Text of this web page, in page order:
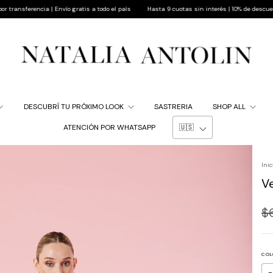
| Envío gratis a todo el país Hasta 9 cuotas sin interés | 10% de descuento
DESCUBRÍ TU PRÓXIMO LOOK SASTRERIA SHOP ALL
ATENCIÓN POR WHATSAPP